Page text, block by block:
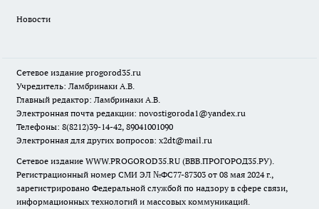
Новости
Сетевое издание progorod35.ru
Учредитель: Ламбринаки А.В.
Главный редактор: Ламбринаки А.В.
Электронная почта редакции: novostigoroda1@yandex.ru
Телефоны: 8(8212)39-14-42, 89041001090
Электронная для других вопросов: x2dt@mail.ru
Сетевое издание WWW.PROGOROD35.RU (ВВВ.ПРОГОРОД35.РУ).
Регистрационный номер СМИ ЭЛ №ФС77-87303 от 08 мая 2024 г.,
зарегистрировано Федеральной службой по надзору в сфере связи,
информационных технологий и массовых коммуникаций.